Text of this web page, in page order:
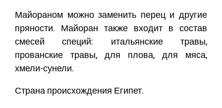
Майораном можно заменить перец и другие
пряности. Майоран также входит в состав
смесей специй: итальянские травы,
прованские травы, для плова, для мяса,
хмели-сунели.
Страна происхождения Египет.